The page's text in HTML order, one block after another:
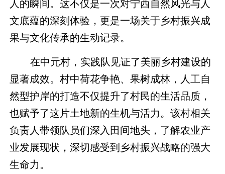
人的瞬间。这不仅是一次对宁西自然风光与人
文底蕴的深刻体验，更是一场关于乡村振兴成
果与文化传承的生动记录。
在中元村，实践队见证了美丽乡村建设的
显著成效。村中荷花争艳、果树成林，人工自
然型护岸的打造不仅提升了村民的生活品质，
也赋予了这片土地新的生机与活力。该村相关
负责人带领队员们深入田间地头，了解农业产
业发展现状，深切感受到乡村振兴战略的强大
生命力。